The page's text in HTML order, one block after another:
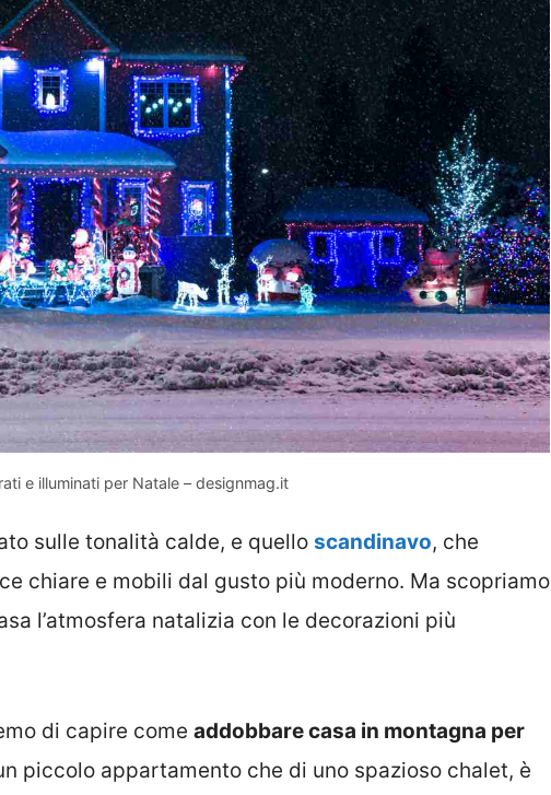
e illuminati per Natale – designmag.it
sulle tonalità calde, e quello scandinavo, che
chiare e mobili dal gusto più moderno. Ma scopriamo
l’atmosfera natalizia con le decorazioni più
di capire come addobbare casa in montagna per
piccolo appartamento che di uno spazioso chalet, è